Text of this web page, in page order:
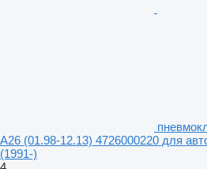
A26 (01.98-12.13) 4726000220 для
(1991-)